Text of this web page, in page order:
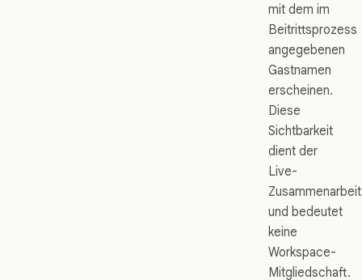
mit dem im
Beitrittsprozess
angegebenen
Gastnamen
erscheinen.
Diese
Sichtbarkeit
dient der
Live-
Zusammenarbeit
und bedeutet
keine
Workspace-
Mitgliedschaft.